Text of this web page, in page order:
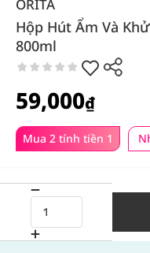
ORITA
Hộp Hút Ẩm Và
800ml
Mua 2 tính tiền 1
59,000₫